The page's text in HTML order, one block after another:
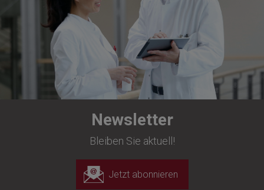
Newsletter
Bleiben Sie aktuell!
Jetzt abonnieren